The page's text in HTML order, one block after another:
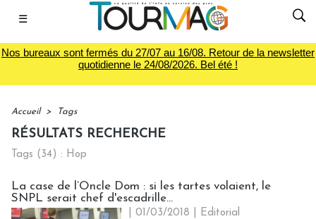
☰
Nos bureaux sont fermés du 27/07 au 16/08. Retour de la newsletter
quotidienne le 24/08/2026. Bel été !
Accueil > Tags
RÉSULTATS RECHERCHE
Tags (34) : Hop
La case de l’Oncle Dom : si les tartes volaient, le
SNPL serait chef d'escadrille...
| 01/03/2018
Editorial